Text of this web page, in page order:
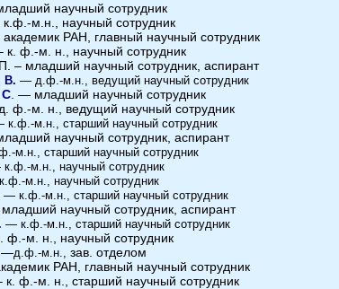
Экспертная рабочая группа по космическим угрозам
научный сотрудник
м.н., научный сотрудник
РАН, главный научный сотрудник
к. ф.-м. н., научный сотрудник
– младший научный сотрудник, аспирант
В. — д.ф.-м.н., ведущий научный сотрудник
С — младший научный сотрудник
ф.-м. н., ведущий научный сотрудник
к.ф.-м.н., старший научный сотрудник
научный сотрудник, аспирант
м.н., старший научный сотрудник
м.н., научный сотрудник
м.н., научный сотрудник
— к.ф.-м.н., старший научный сотрудник
научный сотрудник, аспирант
— к.ф.-м.н., старший научный сотрудник
ф.-м. н., научный сотрудник
—д.ф.-м.н., зав. отделом
РАН, главный научный сотрудник
ф.-м. н., старший научный сотрудник